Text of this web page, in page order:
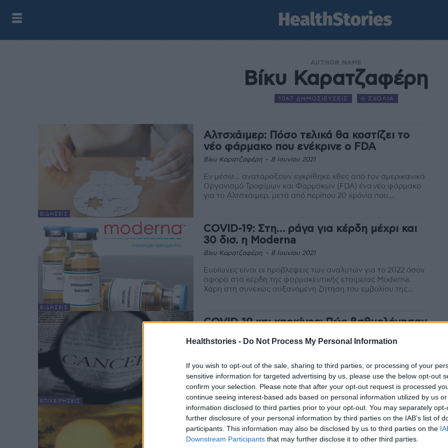
Healthstories - Do Not Process My Personal Information
If you wish to opt-out of the sale, sharing to third parties, or processing of your
sensitive information for targeted advertising by us, please use the below opt-out
confirm your selection. Please note that after your opt-out request is processed
continue seeing interest-based ads based on personal information utilized by us
information disclosed to third parties prior to your opt-out. You may separately
further disclosure of your personal information by third parties on the IAB’s list of
participants. This information may also be disclosed by us to third parties on the
Downstream Participants that may further disclose it to other third parties.
AUTHOR NAME
Βίκυ Καρατζαφέρη
1067 ΔΗΜΟΣΙΕΥΣΕΙΣ 0 ΣΧΟΛΙΑ
ΕΙΔΉΣΕΙΣ
Αλτσχάιμερ: Πόσο τελικά θα κοστίζει το
νέο φάρμακο που ενέκρινε ο FDA
Βίκυ Καρατζαφέρη - 8 Ιουνίου 2021
Εν μέσω… αναταράξεων εγκρίθηκε χθες από τον αμερικανικό
Οργανισμό Τροφίμων και Φαρμάκων (FDA) ένα νέο φάρμακο
για το Αλτσχάιμερ, μετά από περίπου 20 χρόνια που...
ΕΙΔΉΣΕΙΣ
COVID-19: Στη… ράγα για κέρδη μέχρι και
30 δισ. η Moderna
Βίκυ Καρατζαφέρη - 8 Ιουνίου 2021
Ευοίωνες είναι οι προβλέψεις των αναλυτών για το 2022 όσον
αφορά στα κέρδη της φαρμακευτικής εταιρείας Moderna.
Χάρη στη συνεχώς αυξανόμενη ζήτηση του εμβολίου της...
ΕΠΙΧΕΙΡΉΣΕΙΣ
COVID-19 και καρκίνος: Πώς βαθμολόγησαν
8 Ιουνίου 2021
Ποιος να τό’ λεγε ότι μια παγκόσμια υγειονομική κρίση, όπως
αυτή που μαστίζει τον πλανήτη τον τελευταίο ενάμιση χρόνο
εξαιτίας της COVID-19, θα είχε...
Υπερθέρμανση του πλανήτη και πανδημίες:
Ένα εφιαλτικό σενάριο
Βίκυ Καρατζαφέρη - 7 Ιουνίου 2021